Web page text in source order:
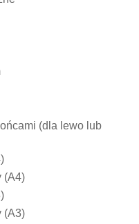
(dla lewo lub
(A4)
(A3)